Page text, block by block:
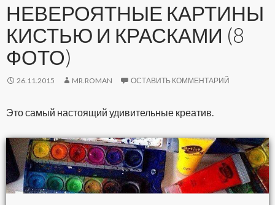
НЕВЕРОЯТНЫЕ КАРТИНЫ
КИСТЬЮ И КРАСКАМИ (8
ФОТО)
26.11.2015 MR.ROMAN ОСТАВИТЬ КОММЕНТАРИЙ
Это самый настоящий удивительные креатив.